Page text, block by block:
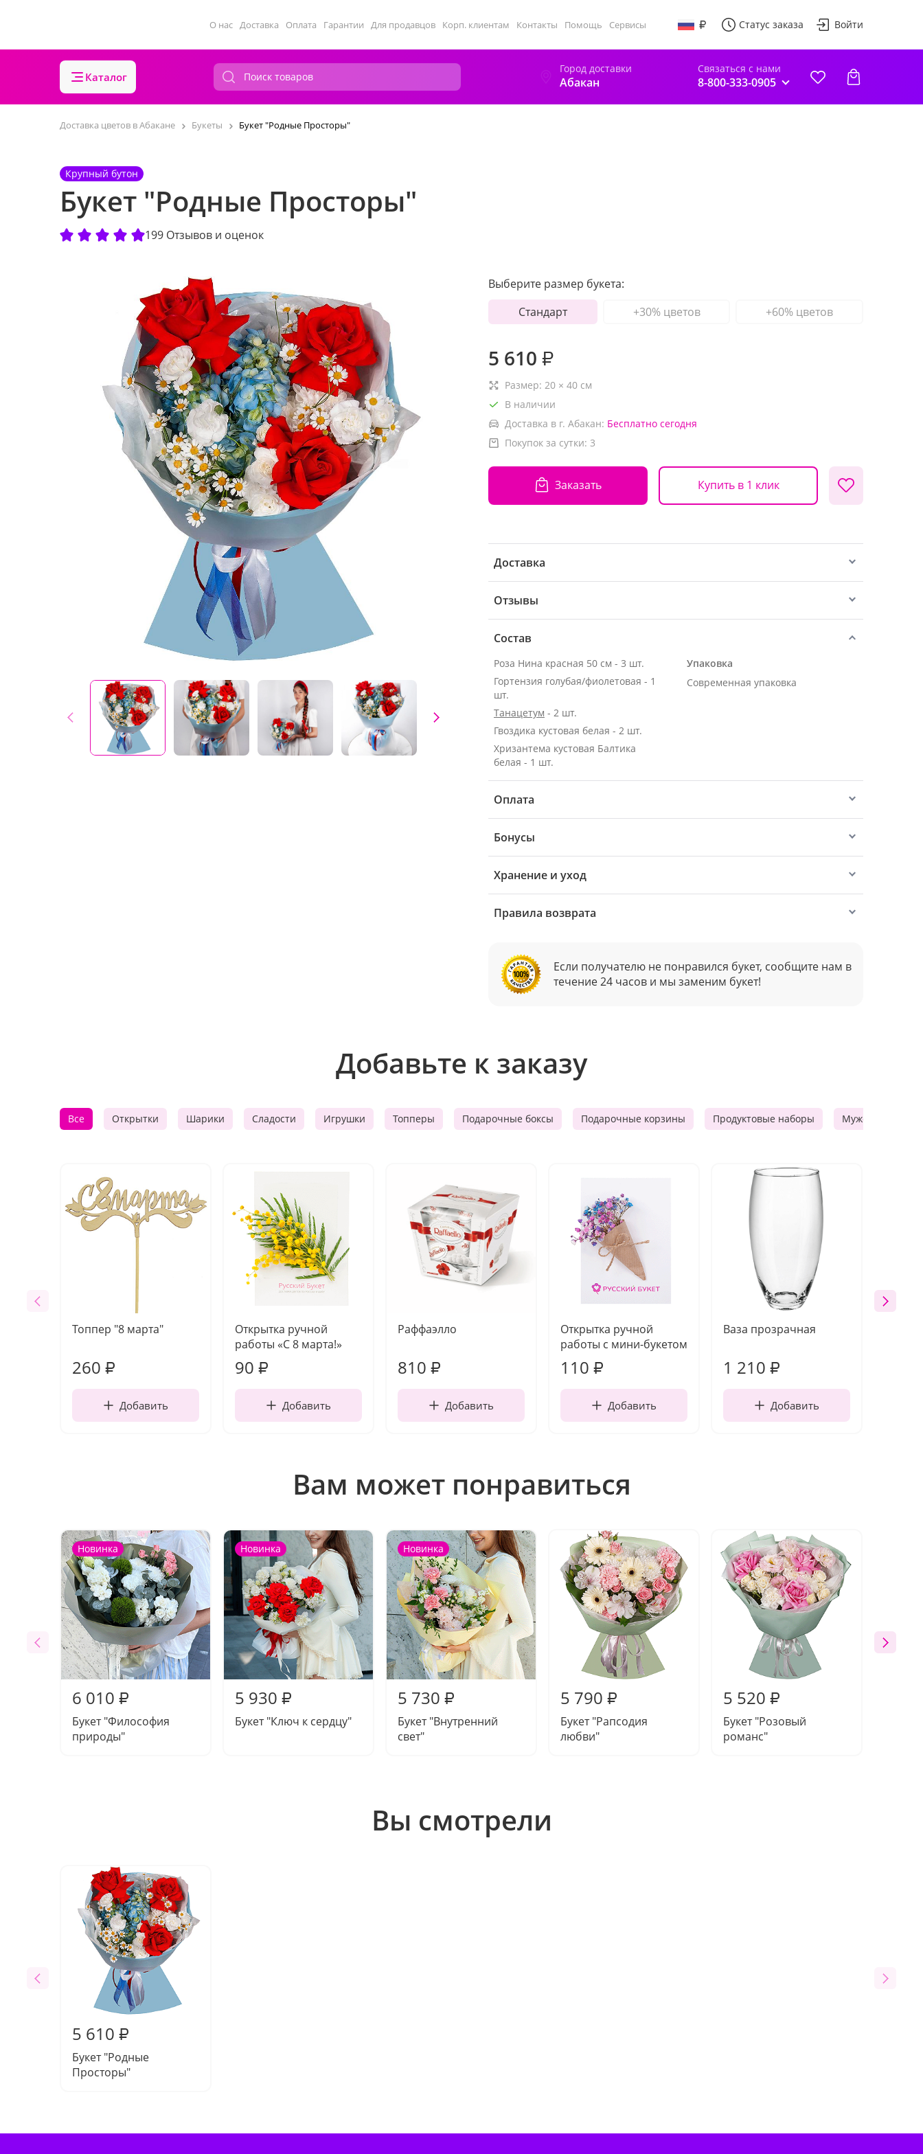
О нас Доставка Оплата Гарантии Для продавцов Корп. клиентам Контакты Помощь Сервисы Статус заказа Войти
Каталог
Город доставки
Абакан
Связаться с нами
8-800-333-0905
Доставка цветов в Абакане Букеты Букет "Родные Просторы"
Крупный бутон
Букет "Родные Просторы"
199 Отзывов и оценок
Выберите размер букета:
Стандарт
+30% цветов +60% цветов
5 610 ₽
Размер: 20 × 40 см
В наличии
Доставка в г. Абакан: Бесплатно сегодня
Покупок за сутки: 3
Заказать Купить в 1 клик
Доставка
Отзывы
Состав
Роза Нина красная 50 см - 3 шт.
Гортензия голубая/фиолетовая - 1
шт.
Танацетум - 2 шт.
Гвоздика кустовая белая - 2 шт.
Хризантема кустовая Балтика
белая - 1 шт.
Упаковка
Современная упаковка
Оплата
Бонусы
Хранение и уход
Правила возврата
Если получателю не понравился букет, сообщите нам в
течение 24 часов и мы заменим букет!
Добавьте к заказу
Все Открытки Шарики Сладости Игрушки Топперы Подарочные боксы Подарочные корзины Продуктовые наборы Мужские
Топпер "8 марта"
260 ₽
Добавить
Открытка ручной
работы «С 8 марта!»
90 ₽
Добавить
Раффаэлло
810 ₽
Добавить
Открытка ручной
работы с мини-букетом
110 ₽
Добавить
Ваза прозрачная
1 210 ₽
Добавить
Вам может понравиться
Новинка
6 010 ₽
Букет "Философия
природы"
Новинка
5 930 ₽
Букет "Ключ к сердцу"
Новинка
5 730 ₽
Букет "Внутренний
свет"
5 790 ₽
Букет "Рапсодия
любви"
5 520 ₽
Букет "Розовый
романс"
Вы смотрели
5 610 ₽
Букет "Родные
Просторы"